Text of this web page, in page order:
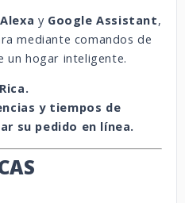
y Google Assistant,
mediante comandos de
un hogar inteligente.
y tiempos de
su pedido en línea.